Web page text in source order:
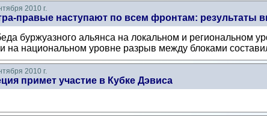
2010 г.
правые наступают по всем фронтам: результаты
буржуазного альянса на локальном и региональном
на национальном уровне разрыв между блоками
2010 г.
примет участие в Кубке Дэвиса